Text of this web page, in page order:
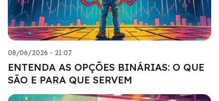
08/06/2026 - 21:07
ENTENDA AS OPÇÕES BINÁRIAS: O QUE
SÃO E PARA QUE SERVEM